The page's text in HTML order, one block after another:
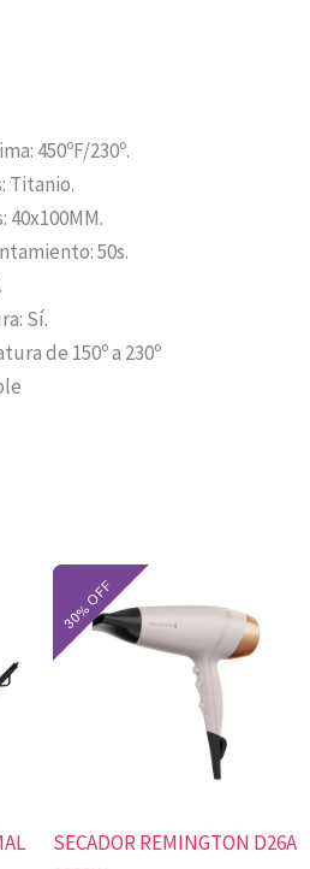
450ºF/230º.
Titanio.
40x100MM.
50s.
Sí.
de 150º a 230º
SECADOR REMINGTON D26A
precio
original
era:
actual
es:
$55.230.